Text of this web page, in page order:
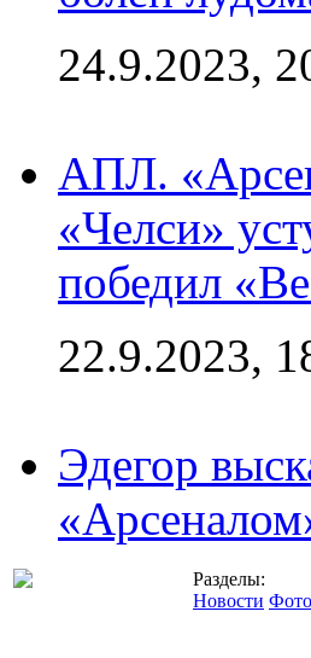
24.9.2023,
АПЛ.
«Челси»
победил
22.9.2023,
Эдегор
Разделы:
Новости Фото